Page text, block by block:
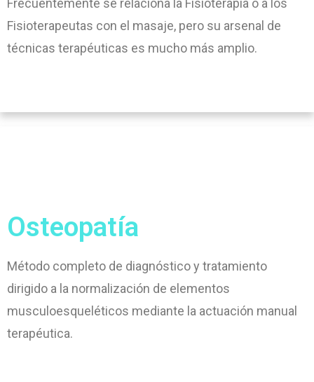
Frecuentemente se relaciona la Fisioterapia o a los
Fisioterapeutas con el masaje, pero su arsenal de
técnicas terapéuticas es mucho más amplio.
Osteopatía
Método completo de diagnóstico y tratamiento
dirigido a la normalización de elementos
musculoesqueléticos mediante la actuación manual
terapéutica.